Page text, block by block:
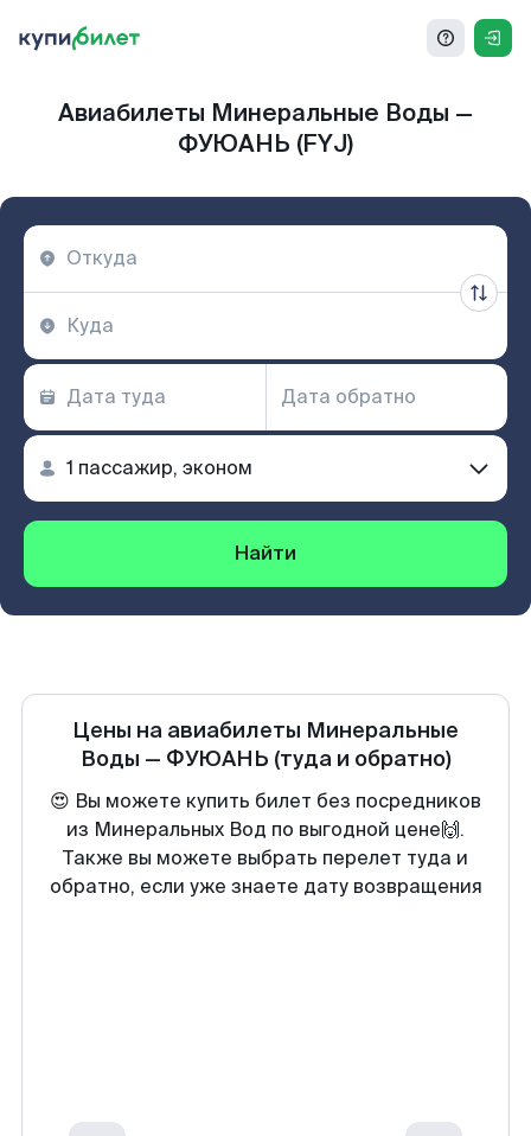
Авиабилеты Минеральные Воды —
ФУЮАНЬ (FYJ)
Найти
Цены на авиабилеты Минеральные
Воды — ФУЮАНЬ (туда и обратно)
😍 Вы можете купить билет без посредников
из Минеральных Вод по выгодной цене🙌.
Также вы можете выбрать перелет туда и
обратно, если уже знаете дату возвращения